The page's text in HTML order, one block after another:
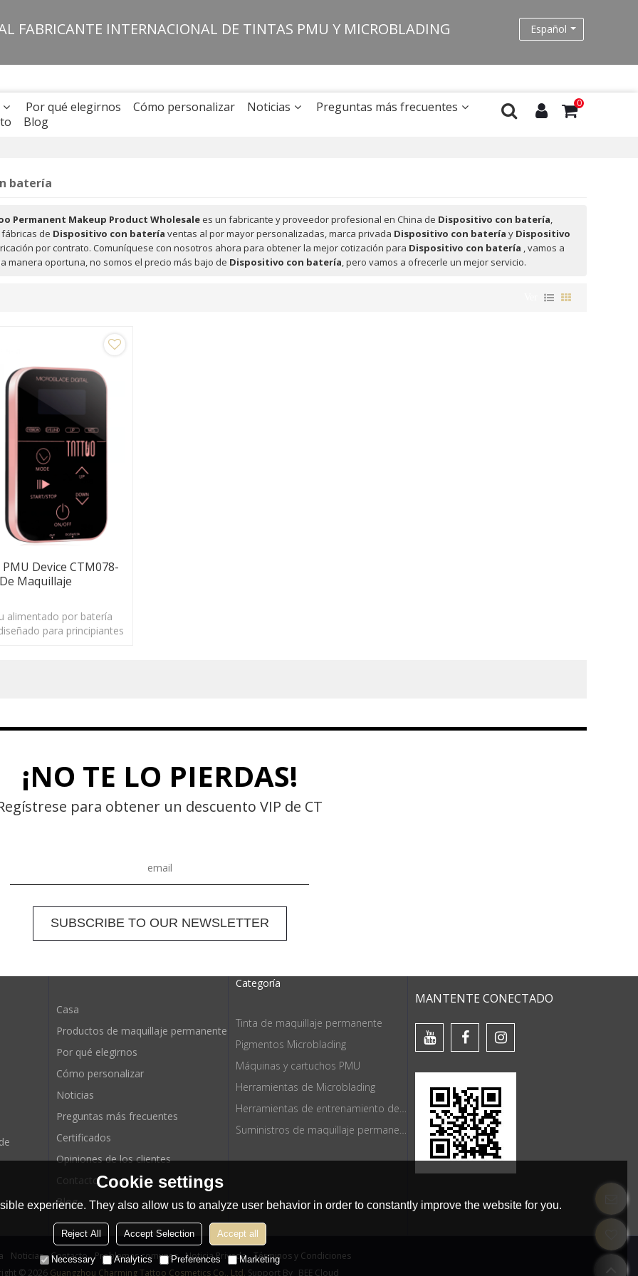
FABRICANTE INTERNACIONAL DE TINTAS PMU Y MICROBLADING Español
Por qué elegirnos Cómo personalizar Noticias
Preguntas más frecuentes
Blog
0
batería
Permanent Makeup Product Wholesale es un fabricante y proveedor profesional en China de Dispositivo con batería,
de Dispositivo con batería ventas al por mayor personalizadas, marca privada Dispositivo con batería y Dispositivo
por contrato. Comuníquese con nosotros ahora para obtener la mejor cotización para Dispositivo con batería , vamos a
manera oportuna, no somos el precio más bajo de Dispositivo con batería, pero vamos a ofrecerle un mejor servicio.
PMU Device CTM078-
Maquillaje
alimentado por batería
para principiantes
¡NO TE LO PIERDAS!
para obtener un descuento VIP de CT
Casa
Productos de maquillaje permanente
Por qué elegirnos
Cómo personalizar
Noticias
Preguntas más frecuentes
Certificados
Opiniones de los clientes
Contacto
Blog
Categoría
Tinta de maquillaje permanente
Pigmentos Microblading
Máquinas y cartuchos PMU
Herramientas de Microblading
Herramientas de entrenamiento de maquillaje permanente
Suministros de maquillaje permanente
MANTENTE CONECTADO
Noticias Contacto Problemas comunes Noticia Privada Términos y Condiciones
© 2026 Guangzhou Charming Tattoo Cosmetics Co., Ltd. Support By BEE Cloud
Cookie settings
experience. They also allow us to analyze user behavior in order to constantly improve the website for you.
Reject All Accept Selection Accept all
Necessary Analytics Preferences Marketing